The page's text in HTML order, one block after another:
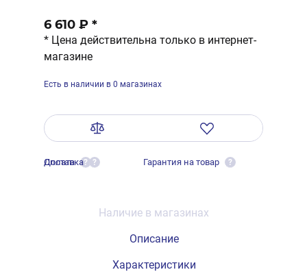
6 610 ₽ *
* Цена действительна только в интернет-
магазине
Есть в наличии в 0 магазинах
Оплата ?
Доставка ? Гарантия на товар ?
Наличие в магазинах
Описание
Характеристики